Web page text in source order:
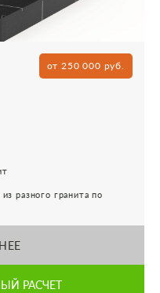
от 250 000 руб.
разного гранита по
РАСЧЕТ